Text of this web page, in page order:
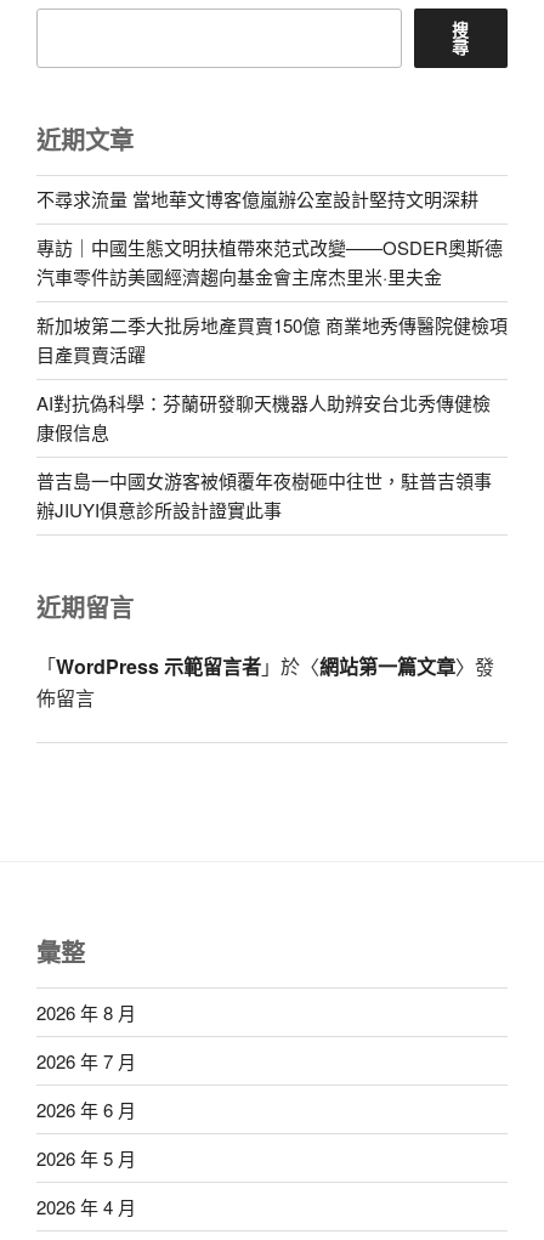
搜
尋
近期文章
不尋求流量 當地華文博客億嵐辦公室設計堅持文明深耕
專訪｜中國生態文明扶植帶來范式改變——OSDER奧斯德
汽車零件訪美國經濟趨向基金會主席杰里米·里夫金
新加坡第二季大批房地產買賣150億 商業地秀傳醫院健檢項
目產買賣活躍
AI對抗偽科學：芬蘭研發聊天機器人助辨安台北秀傳健檢
康假信息
普吉島一中國女游客被傾覆年夜樹砸中往世，駐普吉領事
辦JIUYI俱意診所設計證實此事
近期留言
「WordPress 示範留言者」於〈網站第一篇文章〉發
佈留言
彙整
2026 年 8 月
2026 年 7 月
2026 年 6 月
2026 年 5 月
2026 年 4 月